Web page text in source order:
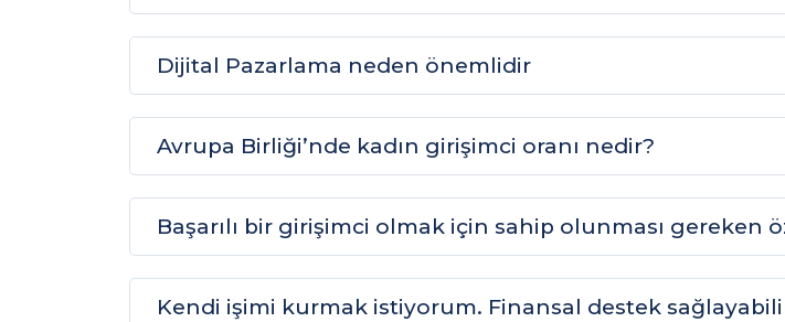
Dijital Pazarlama neden önemlidir
Avrupa Birliği’nde kadın girişimci oranı nedir?
Başarılı bir girişimci olmak için sahip olunması gereken
Kendi işimi kurmak istiyorum. Finansal destek